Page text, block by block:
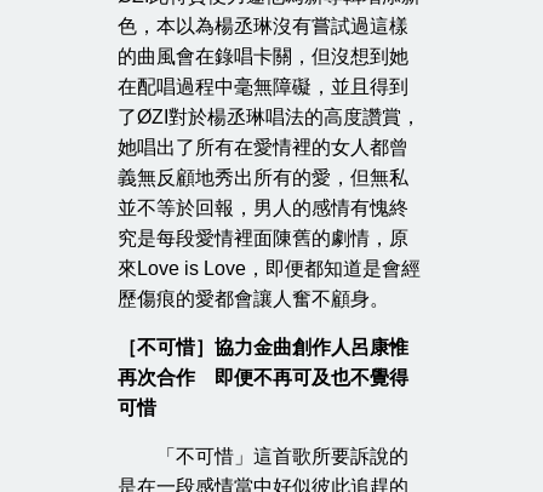
色，本以為楊丞琳沒有嘗試過這樣
的曲風會在錄唱卡關，但沒想到她
在配唱過程中毫無障礙，並且得到
了ØZI對於楊丞琳唱法的高度讚賞，
她唱出了所有在愛情裡的女人都曾
義無反顧地秀出所有的愛，但無私
並不等於回報，男人的感情有愧終
究是每段愛情裡面陳舊的劇情，原
來Love is Love，即便都知道是會經
歷傷痕的愛都會讓人奮不顧身。
［不可惜］ 協力金曲創作人呂康惟
再次合作 即便不再可及也不覺得
可惜
「不可惜」這首歌所要訴說的
是在一段感情當中好似彼此追趕的